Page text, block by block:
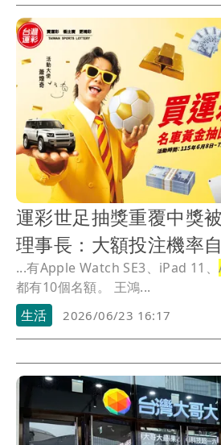
運彩世足抽獎重覆中獎
理事長：大額投注機率
...有Apple Watch SE3、iPad 11、
都有10個名額。 王鴻...
生活
2026/06/23 16:17